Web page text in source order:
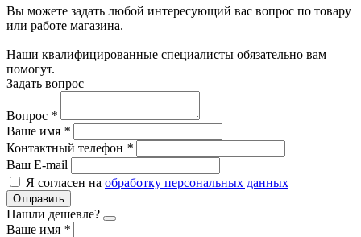
Вы можете задать любой интересующий вас вопрос по товару
или работе магазина.
Наши квалифицированные специалисты обязательно вам
помогут.
Задать вопрос
Вопрос *
Ваше имя *
Контактный телефон *
Ваш E-mail
Я согласен на обработку персональных данных
Отправить
Нашли дешевле?
Ваше имя *